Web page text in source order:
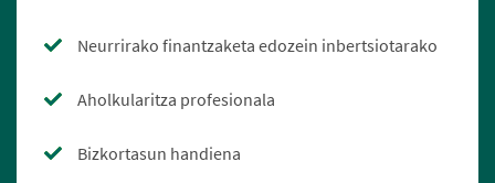
Neurrirako finantzaketa edozein inbertsiotarako
Aholkularitza profesionala
Bizkortasun handiena